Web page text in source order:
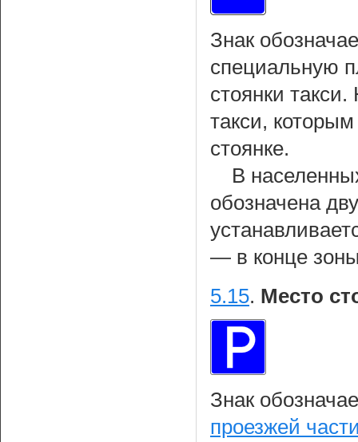
Знак
специальную
стоянки
такси,
стоянке.
В
обозначена
— в конце
5.15. Место
Знак
проезжей